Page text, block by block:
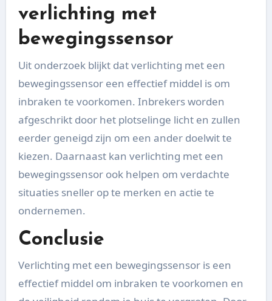
verlichting met
bewegingssensor
Uit onderzoek blijkt dat verlichting met een
bewegingssensor een effectief middel is om
inbraken te voorkomen. Inbrekers worden
afgeschrikt door het plotselinge licht en zullen
eerder geneigd zijn om een ander doelwit te
kiezen. Daarnaast kan verlichting met een
bewegingssensor ook helpen om verdachte
situaties sneller op te merken en actie te
ondernemen.
Conclusie
Verlichting met een bewegingssensor is een
effectief middel om inbraken te voorkomen en